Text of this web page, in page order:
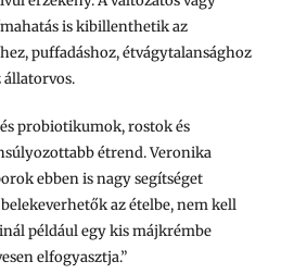
is kibillenthetik az
puffadáshoz, étvágytalansághoz
állatorvos.
probiotikumok, rostok és
étrend. Veronika
ebben is nagy segítséget
az ételbe, nem kell
például egy kis májkrémbe
elfogyasztja.”